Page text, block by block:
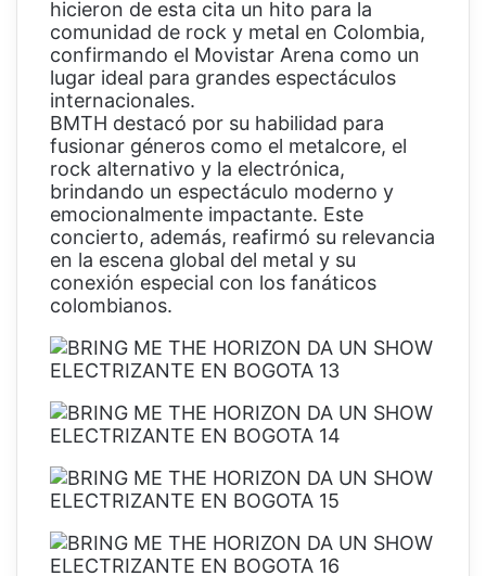
hicieron de esta cita un hito para la
comunidad de rock y metal en Colombia,
confirmando el Movistar Arena como un
lugar ideal para grandes espectáculos
internacionales.
BMTH destacó por su habilidad para
fusionar géneros como el metalcore, el
rock alternativo y la electrónica,
brindando un espectáculo moderno y
emocionalmente impactante. Este
concierto, además, reafirmó su relevancia
en la escena global del metal y su
conexión especial con los fanáticos
colombianos.